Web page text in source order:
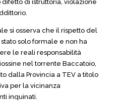
di istruttoria, violazione
si osserva che il rispetto del
solo formale e non ha
le reali responsabilità
nel torrente Baccatoio,
dalla Provincia a TEV a titolo
per la vicinanza
inquinati.